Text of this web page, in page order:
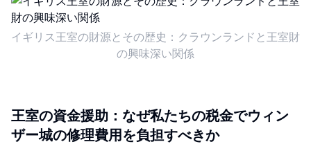
イギリス王室の財源とその歴史：クラウンランドと王室財
の興味深い関係
王室の資金援助：なぜ私たちの税金でウィン
ザー城の修理費用を負担すべきか